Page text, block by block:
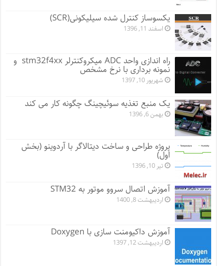
یکسوساز کنترل شده سیلیکونی(SCR)
اسفند 11, 1396
راه اندازی واحد ADC میکروکنترلر stm32f4xx و
نمونه برداری با نرخ مشخص
شهریور 10, 1397
یک منبع تغذیه سوئیچینگ چگونه کار می کند
بهمن 6, 1396
پروژه طراحی و ساخت دیتالاگر با آردوینو (بخش
اول)
تیر 10, 1396
آموزش اتصال سروو موتور به STM32
اردیبهشت 8, 1400
آموزش داکیومنت سازی با Doxygen
اردیبهشت 12, 1397